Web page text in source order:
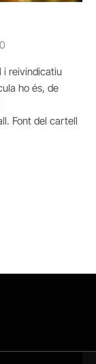
0
i reivindicatiu
ho és, de
Font del cartell